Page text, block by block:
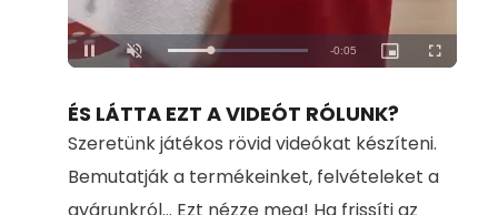
Unmute Loaded:
100.00%
ÉS LÁTTA EZT A VIDEÓT RÓLUNK?
Szeretünk játékos rövid videókat készíteni.
Bemutatják a termékeinket, felvételeket a
gyárunkról... Ezt nézze meg! Ha frissíti az